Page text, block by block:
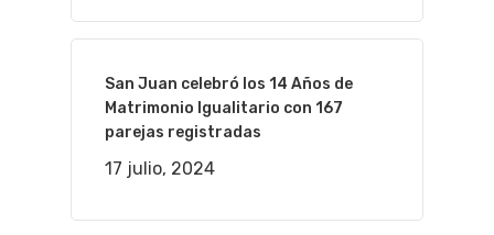
San Juan celebró los 14 Años de
Matrimonio Igualitario con 167
parejas registradas
17 julio, 2024